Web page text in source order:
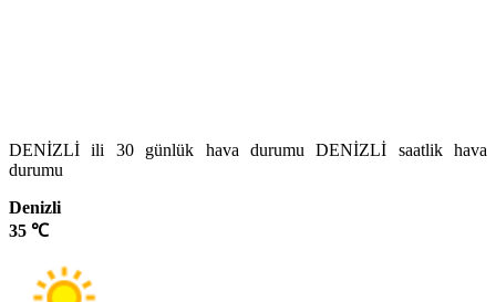
DENİZLİ ili 30 günlük hava durumu DENİZLİ saatlik hava
durumu
Denizli
35 ℃